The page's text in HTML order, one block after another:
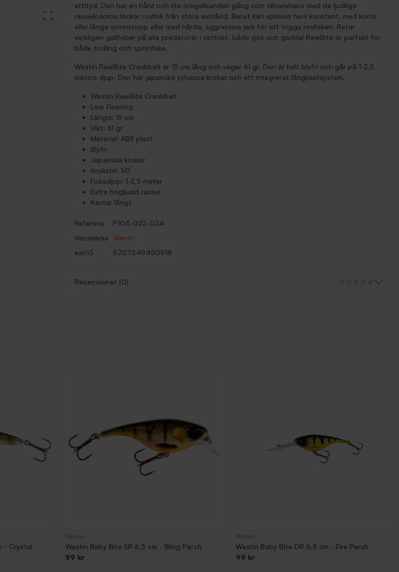
View large image
attityd. Den har en hård och lite oregelbunden gång som tillsammans med de ljudliga
rasselkulorna lockar rovfisk från stora avstånd. Betet kan spinnas hem konstant, med korta
eller långa spinnstopp eller med hårda, aggressiva jerk för att trigga rovfisken. Retar
verkligen gallfeber på alla predatorer i vattnet, både gös och gädda! RawBite är perfekt för
både trolling och spinnfiske.
Westin RawBite Crankbait är 15 cm lång och väger 61 gr. Den är helt blyfri och går på 1-2,5
meters djup. Den har japanska sylvassa krokar och ett integrerat långkastsystem.
Westin RawBite Crankbait
Low Floating
Längd: 15 cm
Vikt: 61 gr
Material: ABS plast
Blyfri
Japanska krokar
Krokstrl: 1/0
Fiskedjup: 1-2,5 meter
Extra högljudd rassel
Kastar långt
Referens
P104-023-024
Varumärke Westin
ean13
5707549450918
Recensioner (0)
- Crystal
Westin Baby Bite SR 6,5 cm - Bling Perch
99 kr
Westin Baby Bite DR 6,5 cm - Fire Perch
99 kr